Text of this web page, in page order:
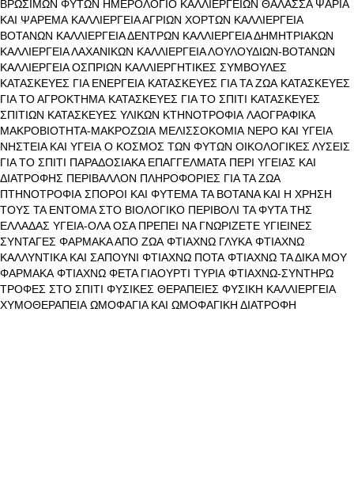
ΒΡΩΣΙΜΩΝ ΦΥΤΩΝ ΗΜΕΡΟΛΟΓΙΟ ΚΑΛΛΙΕΡΓΕΙΩΝ ΘΑΛΑΣΣΑ ΨΑΡΙΑ
ΚΑΙ ΨΑΡΕΜΑ ΚΑΛΛΙΕΡΓΕΙΑ ΑΓΡΙΩΝ ΧΟΡΤΩΝ ΚΑΛΛΙΕΡΓΕΙΑ
ΒΟΤΑΝΩΝ ΚΑΛΛΙΕΡΓΕΙΑ ΔΕΝΤΡΩΝ ΚΑΛΛΙΕΡΓΕΙΑ ΔΗΜΗΤΡΙΑΚΩΝ
ΚΑΛΛΙΕΡΓΕΙΑ ΛΑΧΑΝΙΚΩΝ ΚΑΛΛΙΕΡΓΕΙΑ ΛΟΥΛΟΥΔΙΩΝ-ΒΟΤΑΝΩΝ
ΚΑΛΛΙΕΡΓΕΙΑ ΟΣΠΡΙΩΝ ΚΑΛΛΙΕΡΓΗΤΙΚΕΣ ΣΥΜΒΟΥΛΕΣ
ΚΑΤΑΣΚΕΥΕΣ ΓΙΑ ΕΝΕΡΓΕΙΑ ΚΑΤΑΣΚΕΥΕΣ ΓΙΑ ΤΑ ΖΩΑ ΚΑΤΑΣΚΕΥΕΣ
ΓΙΑ ΤΟ ΑΓΡΟΚΤΗΜΑ ΚΑΤΑΣΚΕΥΕΣ ΓΙΑ ΤΟ ΣΠΙΤΙ ΚΑΤΑΣΚΕΥΕΣ
ΣΠΙΤΙΩΝ ΚΑΤΑΣΚΕΥΕΣ ΥΛΙΚΩΝ ΚΤΗΝΟΤΡΟΦΙΑ ΛΑΟΓΡΑΦΙΚΑ
ΜΑΚΡΟΒΙΟΤΗΤΑ-ΜΑΚΡΟΖΩΙΑ ΜΕΛΙΣΣΟΚΟΜΙΑ ΝΕΡΟ ΚΑΙ ΥΓΕΙΑ
ΝΗΣΤΕΙΑ ΚΑΙ ΥΓΕΙΑ Ο ΚΟΣΜΟΣ ΤΩΝ ΦΥΤΩΝ ΟΙΚΟΛΟΓΙΚΕΣ ΛΥΣΕΙΣ
ΓΙΑ ΤΟ ΣΠΙΤΙ ΠΑΡΑΔΟΣΙΑΚΑ ΕΠΑΓΓΕΛΜΑΤΑ ΠΕΡΙ ΥΓΕΙΑΣ ΚΑΙ
ΔΙΑΤΡΟΦΗΣ ΠΕΡΙΒΑΛΛΟΝ ΠΛΗΡΟΦΟΡΙΕΣ ΓΙΑ ΤΑ ΖΩΑ
ΠΤΗΝΟΤΡΟΦΙΑ ΣΠΟΡΟΙ ΚΑΙ ΦΥΤΕΜΑ ΤΑ ΒΟΤΑΝΑ ΚΑΙ Η ΧΡΗΣΗ
ΤΟΥΣ ΤΑ ΕΝΤΟΜΑ ΣΤΟ ΒΙΟΛΟΓΙΚΟ ΠΕΡΙΒΟΛΙ ΤΑ ΦΥΤΑ ΤΗΣ
ΕΛΛΑΔΑΣ ΥΓΕΙΑ-ΟΛΑ ΟΣΑ ΠΡΕΠΕΙ ΝΑ ΓΝΩΡΙΖΕΤΕ ΥΓΙΕΙΝΕΣ
ΣΥΝΤΑΓΕΣ ΦΑΡΜΑΚΑ ΑΠΟ ΖΩΑ ΦΤΙΑΧΝΩ ΓΛΥΚΑ ΦΤΙΑΧΝΩ
ΚΑΛΛΥΝΤΙΚΑ ΚΑΙ ΣΑΠΟΥΝΙ ΦΤΙΑΧΝΩ ΠΟΤΑ ΦΤΙΑΧΝΩ ΤΑ ΔΙΚΑ ΜΟΥ
ΦΑΡΜΑΚΑ ΦΤΙΑΧΝΩ ΦΕΤΑ ΓΙΑΟΥΡΤΙ ΤΥΡΙΑ ΦΤΙΑΧΝΩ-ΣΥΝΤΗΡΩ
ΤΡΟΦΕΣ ΣΤΟ ΣΠΙΤΙ ΦΥΣΙΚΕΣ ΘΕΡΑΠΕΙΕΣ ΦΥΣΙΚΗ ΚΑΛΛΙΕΡΓΕΙΑ
ΧΥΜΟΘΕΡΑΠΕΙΑ ΩΜΟΦΑΓΙΑ ΚΑΙ ΩΜΟΦΑΓΙΚΗ ΔΙΑΤΡΟΦΗ